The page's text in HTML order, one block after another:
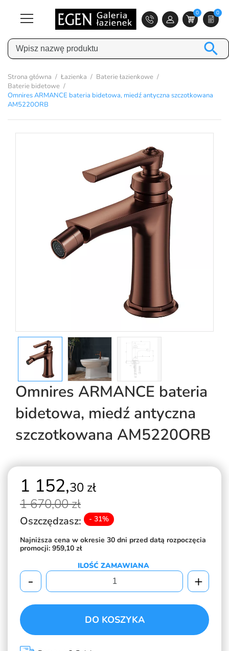
0 0

Strona główna Łazienka
Baterie łazienkowe
Baterie bidetowe
Omnires ARMANCE bateria bidetowa, miedź antyczna szczotkowana
AM5220ORB
Omnires ARMANCE bateria
bidetowa, miedź antyczna
szczotkowana AM5220ORB
1 152,30 zł
1 670,00 zł
Oszczędzasz: - 31%
Najniższa cena w okresie 30 dni przed datą rozpoczęcia
promocji: 959,10 zł
ILOŚĆ ZAMAWIANA
- +
DO KOSZYKA